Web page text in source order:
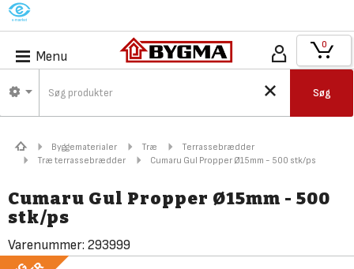
M
Menu
Søg
0
Byggematerialer Træ
Terrassebrædder
Træ terrassebrædder
Cumaru Gul Propper Ø15mm - 500 stk/ps
Cumaru Gul Propper Ø15mm - 500
stk/ps
Varenummer: 293999